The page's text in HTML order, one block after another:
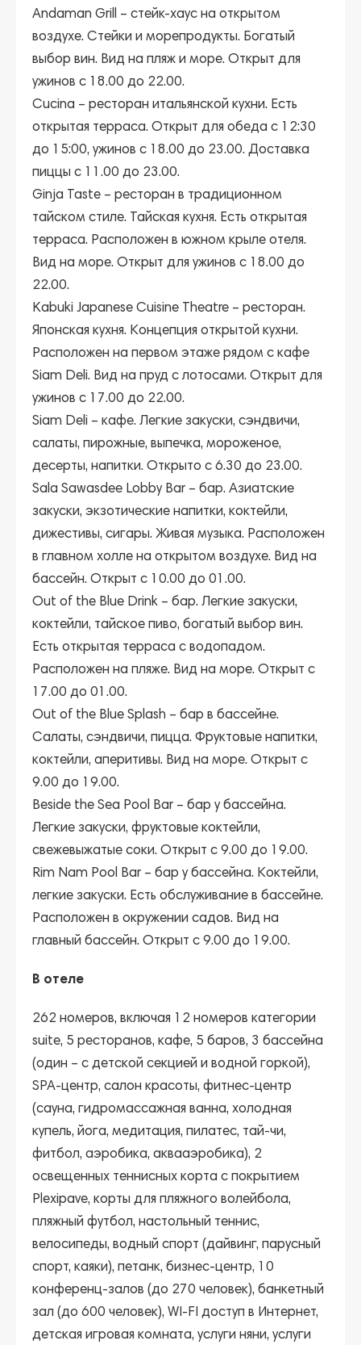
Andaman Grill – стейк-хаус на открытом
воздухе. Стейки и морепродукты. Богатый
выбор вин. Вид на пляж и море. Открыт для
ужинов с 18.00 до 22.00.
Cucina – ресторан итальянской кухни. Есть
открытая терраса. Открыт для обеда с 12:30
до 15:00, ужинов с 18.00 до 23.00. Доставка
пиццы с 11.00 до 23.00.
Ginja Taste – ресторан в традиционном
тайском стиле. Тайская кухня. Есть открытая
терраса. Расположен в южном крыле отеля.
Вид на море. Открыт для ужинов с 18.00 до
22.00.
Kabuki Japanese Cuisine Theatre – ресторан.
Японская кухня. Концепция открытой кухни.
Расположен на первом этаже рядом с кафе
Siam Deli. Вид на пруд с лотосами. Открыт для
ужинов с 17.00 до 22.00.
Siam Deli – кафе. Легкие закуски, сэндвичи,
салаты, пирожные, выпечка, мороженое,
десерты, напитки. Открыто с 6.30 до 23.00.
Sala Sawasdee Lobby Bar – бар. Азиатские
закуски, экзотические напитки, коктейли,
дижестивы, сигары. Живая музыка. Расположен
в главном холле на открытом воздухе. Вид на
бассейн. Открыт с 10.00 до 01.00.
Out of the Blue Drink – бар. Легкие закуски,
коктейли, тайское пиво, богатый выбор вин.
Есть открытая терраса с водопадом.
Расположен на пляже. Вид на море. Открыт с
17.00 до 01.00.
Out of the Blue Splash – бар в бассейне.
Салаты, сэндвичи, пицца. Фруктовые напитки,
коктейли, аперитивы. Вид на море. Открыт с
9.00 до 19.00.
Beside the Sea Pool Bar – бар у бассейна.
Легкие закуски, фруктовые коктейли,
свежевыжатые соки. Открыт с 9.00 до 19.00.
Rim Nam Pool Bar – бар у бассейна. Коктейли,
легкие закуски. Есть обслуживание в бассейне.
Расположен в окружении садов. Вид на
главный бассейн. Открыт с 9.00 до 19.00.
В отеле
262 номеров, включая 12 номеров категории
suite, 5 ресторанов, кафе, 5 баров, 3 бассейна
(один – с детской секцией и водной горкой),
SPA-центр, салон красоты, фитнес-центр
(сауна, гидромассажная ванна, холодная
купель, йога, медитация, пилатес, тай-чи,
фитбол, аэробика, аквааэробика), 2
освещенных теннисных корта с покрытием
Plexipave, корты для пляжного волейбола,
пляжный футбол, настольный теннис,
велосипеды, водный спорт (дайвинг, парусный
спорт, каяки), петанк, бизнес-центр, 10
конференц-залов (до 270 человек), банкетный
зал (до 600 человек), WI-FI доступ в Интернет,
детская игровая комната, услуги няни, услуги